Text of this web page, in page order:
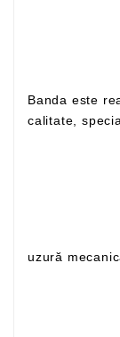
Banda este
calitate,
uzură